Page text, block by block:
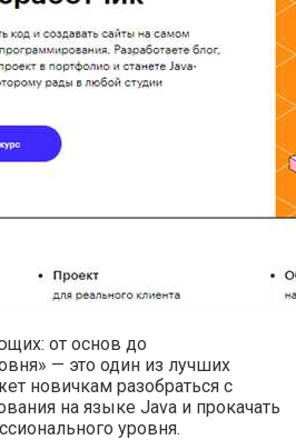
от основ до
— это один из лучших
новичкам разобраться с
на языке Java и прокачать
уровня.